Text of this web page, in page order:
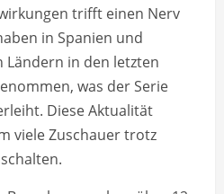
trifft einen Nerv
in Spanien und
in den letzten
was der Serie
Diese Aktualität
viele Zuschauer trotz